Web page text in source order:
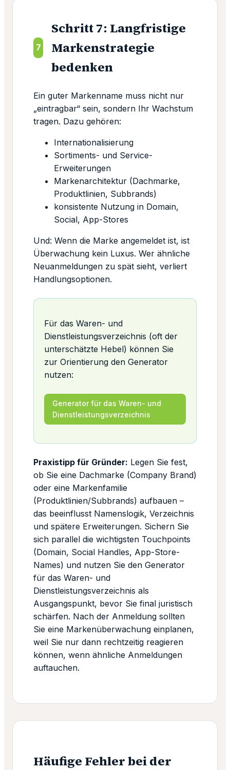
7
Schritt 7: Langfristige
Markenstrategie
bedenken
Ein guter Markenname muss nicht nur
„eintragbar“ sein, sondern Ihr Wachstum
tragen. Dazu gehören:
Internationalisierung
Sortiments- und Service-
Erweiterungen
Markenarchitektur (Dachmarke,
Produktlinien, Subbrands)
konsistente Nutzung in Domain,
Social, App-Stores
Und: Wenn die Marke angemeldet ist, ist
Überwachung kein Luxus. Wer ähnliche
Neuanmeldungen zu spät sieht, verliert
Handlungsoptionen.
Für das Waren- und
Dienstleistungsverzeichnis (oft der
unterschätzte Hebel) können Sie
zur Orientierung den Generator
nutzen:
Generator für das Waren- und
Dienstleistungsverzeichnis
Praxistipp für Gründer: Legen Sie fest,
ob Sie eine Dachmarke (Company Brand)
oder eine Markenfamilie
(Produktlinien/Subbrands) aufbauen –
das beeinflusst Namenslogik, Verzeichnis
und spätere Erweiterungen. Sichern Sie
sich parallel die wichtigsten Touchpoints
(Domain, Social Handles, App-Store-
Names) und nutzen Sie den Generator
für das Waren- und
Dienstleistungsverzeichnis als
Ausgangspunkt, bevor Sie final juristisch
schärfen. Nach der Anmeldung sollten
Sie eine Markenüberwachung einplanen,
weil Sie nur dann rechtzeitig reagieren
können, wenn ähnliche Anmeldungen
auftauchen.
Häufige Fehler bei der